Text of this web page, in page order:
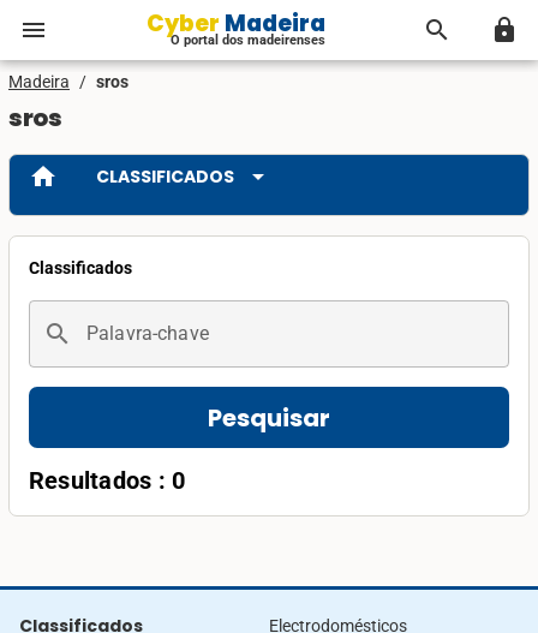
menu Cyber Madeira
O portal dos madeirenses search lock
Madeira / sros
sros
home CLASSIFICADOS arrow_drop_down
Classificados
search Palavra-chave
Pesquisar
Resultados : 0
Classificados
Electrodomésticos